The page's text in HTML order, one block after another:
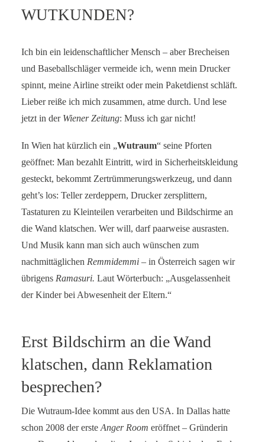
SERVICE-BLOG
BÜCHER
KONTAKT
WUTKUNDEN?
Ich bin ein leidenschaftlicher Mensch – aber Brecheisen
und Baseballschläger vermeide ich, wenn mein Drucker
spinnt, meine Airline streikt oder mein Paketdienst schläft.
Lieber reiße ich mich zusammen, atme durch. Und lese
jetzt in der Wiener Zeitung: Muss ich gar nicht!
In Wien hat kürzlich ein „Wutraum“ seine Pforten
geöffnet: Man bezahlt Eintritt, wird in Sicherheitskleidung
gesteckt, bekommt Zertrümmerungswerkzeug, und dann
geht’s los: Teller zerdeppern, Drucker zersplittern,
Tastaturen zu Kleinteilen verarbeiten und Bildschirme an
die Wand klatschen. Wer will, darf paarweise ausrasten.
Und Musik kann man sich auch wünschen zum
nachmittäglichen Remmidemmi – in Österreich sagen wir
übrigens Ramasuri. Laut Wörterbuch: „Ausgelassenheit
der Kinder bei Abwesenheit der Eltern.“
Erst Bildschirm an die Wand
klatschen, dann Reklamation
besprechen?
Die Wutraum-Idee kommt aus den USA. In Dallas hatte
schon 2008 der erste Anger Room eröffnet – Gründerin